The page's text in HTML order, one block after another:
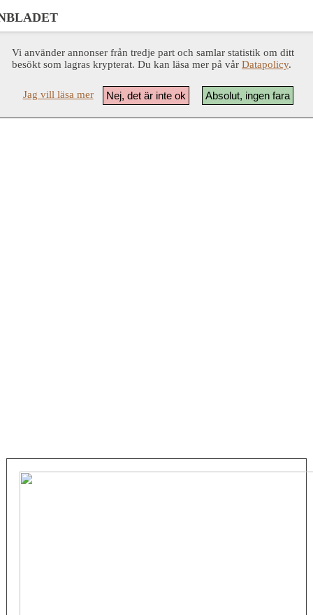
Vi använder annonser från tredje part och samlar statistik om ditt
besökt som lagras krypterat. Du kan läsa mer på vår Datapolicy.
Absolut, ingen fara
Nej, det är inte ok
Jag vill läsa mer